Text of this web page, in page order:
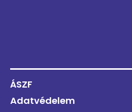
ÁSZF
Adatvédelem